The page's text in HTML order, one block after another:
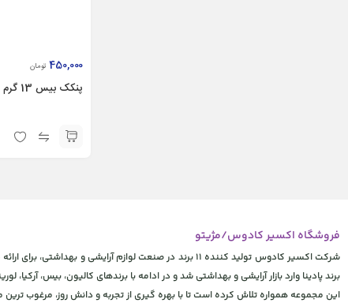
450,000 تومان
پنكک بیس 13 گرم
فروشگاه اکسیر کادوس/مژیتو
شرکت اکسیر کادوس تولید کننده 11 برند در صنعت لوازم
برند پادینا وارد بازار آرایشی و بهداشتی شد و در ادامه با برندهای کالیون، بیس، آرکیا،
این مجموعه همواره تلاش کرده است تا با بهره گیری از تجربه و دانش روز، مرغوب